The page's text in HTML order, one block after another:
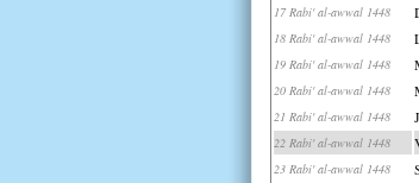
17 Rabi' al-awwal 1448
18 Rabi' al-awwal 1448
19 Rabi' al-awwal 1448
20 Rabi' al-awwal 1448
21 Rabi' al-awwal 1448
22 Rabi' al-awwal 1448
23 Rabi' al-awwal 1448